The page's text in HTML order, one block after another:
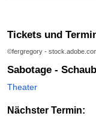
Tickets und
©fergregory -
Sabotage -
Theater
Nächster Termin: